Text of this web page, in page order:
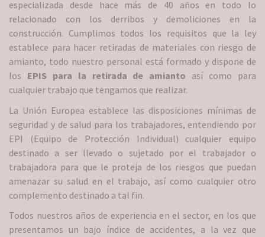
especializada desde hace más de 40 años en todo lo
relacionado con los derribos y demoliciones en la
construcción. Cumplimos todos los requisitos que la ley
establece para hacer retiradas de materiales con riesgo de
amianto, todo nuestro personal está formado y dispone de
los EPIS para la retirada de amianto así como para
cualquier trabajo que tengamos que realizar.
La Unión Europea establece las disposiciones mínimas de
seguridad y de salud para los trabajadores, entendiendo por
EPI (Equipo de Protección Individual) cualquier equipo
destinado a ser llevado o sujetado por el trabajador o
trabajadora para que le proteja de los riesgos que puedan
amenazar su salud en el trabajo, así como cualquier otro
complemento destinado a tal fin.
Todos nuestros años de experiencia en el sector, en los que
presentamos un bajo índice de accidentes, a la vez que